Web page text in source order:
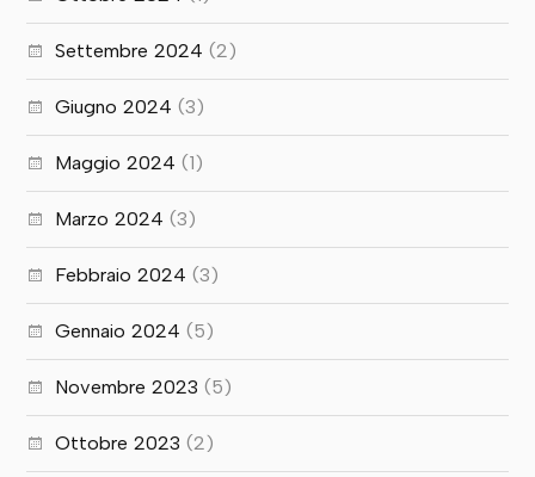
Settembre 2024 (2)
Giugno 2024 (3)
Maggio 2024 (1)
Marzo 2024 (3)
Febbraio 2024 (3)
Gennaio 2024 (5)
Novembre 2023 (5)
Ottobre 2023 (2)